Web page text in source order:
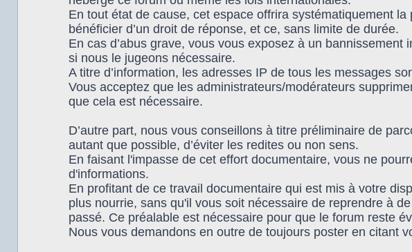
En tout état de cause, cet espace offrira systématiquement
bénéficier d’un droit de réponse, et ce, sans limite de durée.
En cas d’abus grave, vous vous exposez à un
si nous le jugeons nécessaire.
A titre d’information, les adresses IP de tous les messages
Vous acceptez que les administrateurs/modérateurs
que cela est nécessaire.
D’autre part, nous vous conseillons à titre préliminaire de
autant que possible, d’éviter les redites ou non sens.
En faisant l'impasse de cet effort documentaire, vous ne
d'informations.
En profitant de ce travail documentaire qui est mis à votre
plus nourrie, sans qu'il vous soit nécessaire de reprendre à
passé. Ce préalable est nécessaire pour que le forum reste
Nous vous demandons en outre de toujours poster en citant